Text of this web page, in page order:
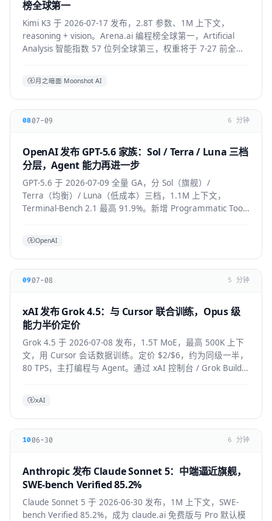
榜全球第一
Kimi K3 于 2026-07-17 发布，2.8T 参数、1M 上下文，
reasoning + vision。Arena.ai 编程榜全球第一，Artificial
Analysis 智能指数 57 位列全球第三，权重将于 7-27 前全部
月之暗面 Moonshot AI
0807-09 6 分钟
OpenAI 发布 GPT-5.6 家族：Sol / Terra / Luna 三档
分层，Agent 能力再进一步
GPT-5.6 于 2026-07-09 全量 GA，分 Sol（旗舰）/
Terra（均衡）/ Luna（低成本）三档，1.1M 上下文，
Terminal-Bench 2.1 最高 91.9%。新增 Programmatic Tool
OpenAI
0907-08 5 分钟
xAI 发布 Grok 4.5：与 Cursor 联合训练，Opus 级
能力半价定价
Grok 4.5 于 2026-07-08 发布，1.5T MoE，最高 500K 上下
文，用 Cursor 会话数据训练。定价 $2/$6，约为同级一半，
80 TPS，主打编程与 Agent。通过 xAI 控制台 / Grok Build /
xAI
1006-30 6 分钟
Anthropic 发布 Claude Sonnet 5：中端逼近旗舰，
SWE-bench Verified 85.2%
Claude Sonnet 5 于 2026-06-30 发布，1M 上下文，SWE-
bench Verified 85.2%，成为 claude.ai 免费版与 Pro 默认模